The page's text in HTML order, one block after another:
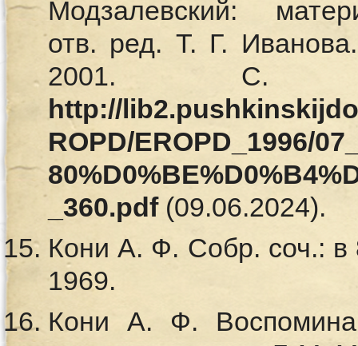
Модзалевский:
отв. ред. Т. Г.
2001. С.
http://
ROPD/EROPD_1996/
_360.pdf(09.06.2024).
Кони А. Ф. Собр. соч.:
1969.
Кони А. Ф.